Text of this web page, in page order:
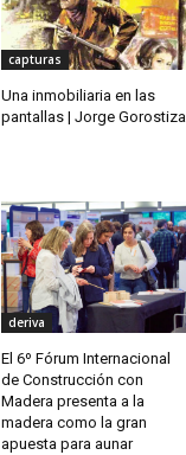
capturas
Una inmobiliaria en las
pantallas | Jorge Gorostiza
deriva
El 6º Fórum Internacional
de Construcción con
Madera presenta a la
madera como la gran
apuesta para aunar